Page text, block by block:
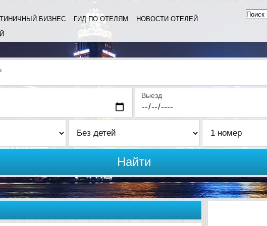
БИЗНЕС ГИД ПО ОТЕЛЯМ
НОВОСТИ ОТЕЛЕЙ
Выезд
Найти